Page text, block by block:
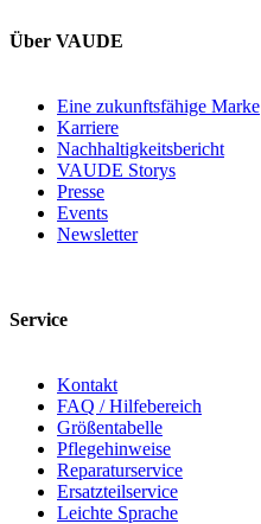
Über VAUDE
Eine zukunftsfähige Marke
Karriere
Nachhaltigkeitsbericht
VAUDE Storys
Presse
Events
Newsletter
Service
Kontakt
FAQ / Hilfebereich
Größentabelle
Pflegehinweise
Reparaturservice
Ersatzteilservice
Leichte Sprache